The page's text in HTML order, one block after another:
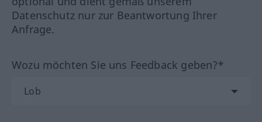
Datenschutz nur zur Beantwortung Ihrer
Anfrage.
Wozu möchten Sie uns Feedback geben?*